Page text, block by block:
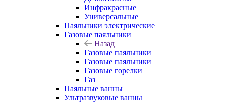
Инфракрасные
Универсальные
Паяльники электрические
Газовые паяльники
Назад
Газовые паяльники
Газовые паяльники
Газовые горелки
Газ
Паяльные ванны
Ультразвуковые ванны